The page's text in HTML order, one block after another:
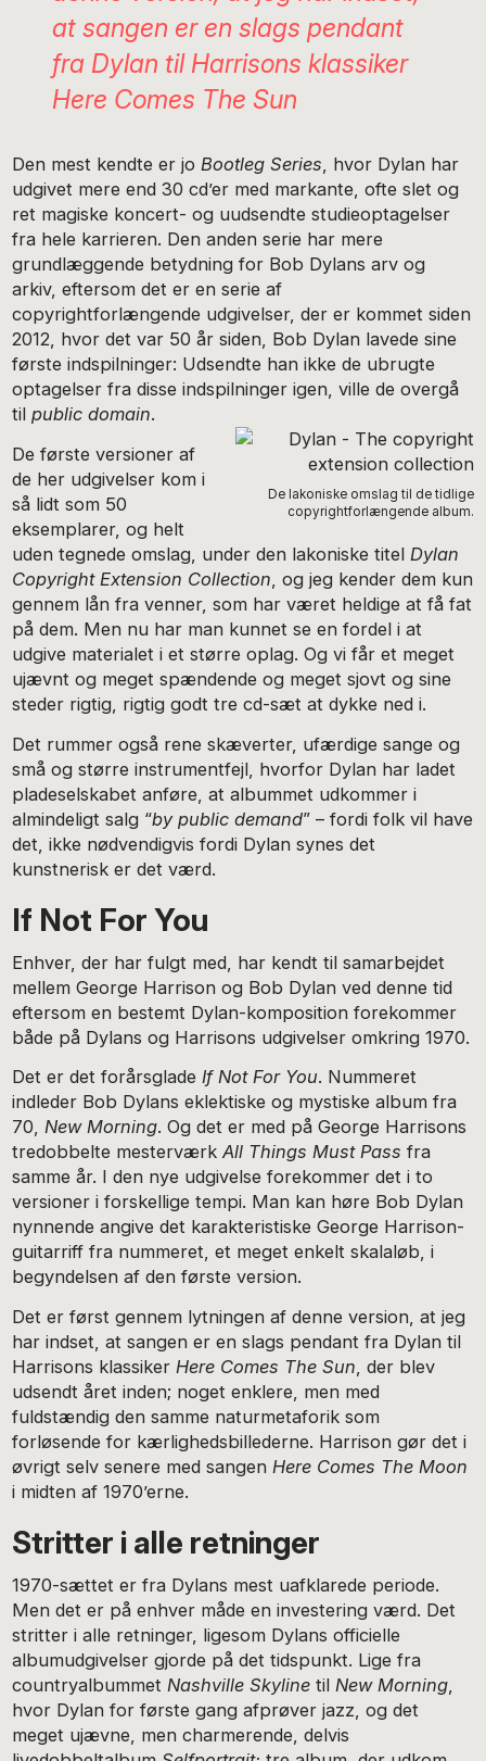
at sangen er en slags pendant
fra Dylan til Harrisons klassiker
Here Comes The Sun
Den mest kendte er joBootleg Series, hvor Dylan har
udgivet mere end 30 cd’er med markante, ofte slet og
ret magiske koncert- og uudsendte studieoptagelser
fra hele karrieren. Den anden serie har mere
grundlæggende betydning for Bob Dylans arv og
arkiv, eftersom det er en serie af
copyrightforlængende udgivelser, der er kommet siden
2012, hvor det var 50 år siden, Bob Dylan lavede sine
første indspilninger: Udsendte han ikke de ubrugte
optagelser fra disse indspilninger igen, ville de overgå
tilpublic domain.
De lakoniske omslag til de tidlige
copyrightforlængende album.
De første versioner af
de her udgivelser kom i
så lidt som 50
eksemplarer, og helt
uden tegnede omslag, under den lakoniske titelDylan
Copyright Extension Collection, og jeg kender dem kun
gennem lån fra venner, som har været heldige at få fat
på dem. Men nu har man kunnet se en fordel i at
udgive materialet i et større oplag. Og vi får et meget
ujævnt og meget spændende og meget sjovt og sine
steder rigtig, rigtig godt tre cd-sæt at dykke ned i.
Det rummer også rene skæverter, ufærdige sange og
små og større instrumentfejl, hvorfor Dylan har ladet
pladeselskabet anføre, at albummet udkommer i
almindeligt salg “by public demand” – fordi folk vil have
det, ikke nødvendigvis fordi Dylan synes det
kunstnerisk er det værd.
If Not For You
Enhver, der har fulgt med, har kendt til samarbejdet
mellem George Harrison og Bob Dylan ved denne tid
eftersom en bestemt Dylan-komposition forekommer
både på Dylans og Harrisons udgivelser omkring 1970.
Det er det forårsgladeIf Not For You. Nummeret
indleder Bob Dylans eklektiske og mystiske album fra
70,New Morning. Og det er med på George Harrisons
tredobbelte mesterværkAll Things Must Pass fra
samme år. I den nye udgivelse forekommer det i to
versioner i forskellige tempi. Man kan høre Bob Dylan
nynnende angive det karakteristiske George Harrison-
guitarriff fra nummeret, et meget enkelt skalaløb, i
begyndelsen af den første version.
Det er først gennem lytningen af denne version, at jeg
har indset, at sangen er en slags pendant fra Dylan til
Harrisons klassikerHere Comes The Sun, der blev
udsendt året inden; noget enklere, men med
fuldstændig den samme naturmetaforik som
forløsende for kærlighedsbillederne. Harrison gør det i
øvrigt selv senere med sangenHere Comes The Moon
i midten af 1970’erne.
Stritter i alle retninger
1970-sættet er fra Dylans mest uafklarede periode.
Men det er på enhver måde en investering værd. Det
stritter i alle retninger, ligesom Dylans officielle
albumudgivelser gjorde på det tidspunkt. Lige fra
countryalbummetNashville Skyline tilNew Morning,
hvor Dylan for første gang afprøver jazz, og det
meget ujævne, men charmerende, delvis